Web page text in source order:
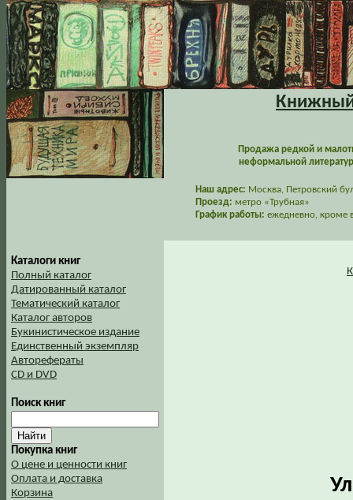
Книжный
Продажа редкой и
неформальной
Наш адрес: Москва, Петровский
Проезд: метро «Трубная»
График работы: ежедневно, кроме
Каталоги книг
Полный каталог
Датированный каталог
Тематический каталог
Каталог авторов
Букинистическое издание
Единственный экземпляр
Авторефераты
CD и DVD
Поиск книг
Покупка книг
О цене и ценности книг
Оплата и доставка
Корзина